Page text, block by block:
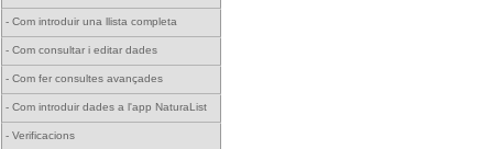
- Com introduir una llista completa
- Com consultar i editar dades
- Com fer consultes avançades
- Com introduir dades a l'app NaturaList
- Verificacions